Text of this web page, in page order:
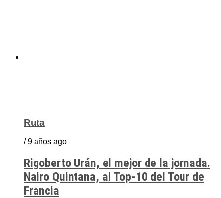
Ruta
/ 9 años ago
Rigoberto Urán, el mejor de la jornada.
Nairo Quintana, al Top-10 del Tour de
Francia